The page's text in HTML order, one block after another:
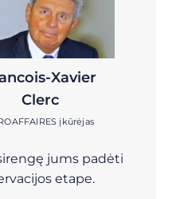
Xavier
Clerc
įkūrėjas
jums padėti
etape.